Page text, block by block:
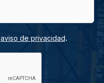
aviso de privacidad.